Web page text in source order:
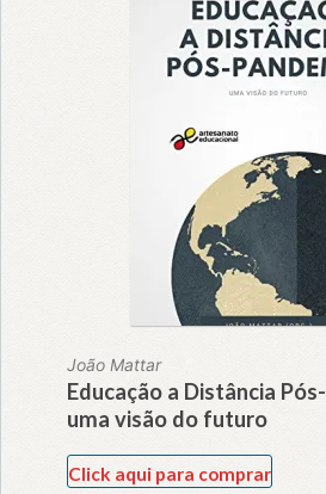
João Mattar
Educação a Distância
uma visão do futuro
Click aqui para comprar